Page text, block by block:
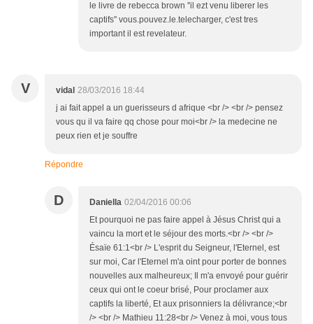
le livre de rebecca brown ''il ezt venu liberer les
captifs'' vous.pouvez.le.telecharger, c'est tres
important il est revelateur.
V vidal 28/03/2016 18:44
j ai fait appel a un guerisseurs d afrique <br /> <br /> pensez
vous qu il va faire qq chose pour moi<br /> la medecine ne
peux rien et je souffre
Répondre
D Daniella 02/04/2016 00:06
Et pourquoi ne pas faire appel à Jésus Christ qui a
vaincu la mort et le séjour des morts.<br /> <br />
Ésaïe 61:1<br /> L'esprit du Seigneur, l'Eternel, est
sur moi, Car l'Eternel m'a oint pour porter de bonnes
nouvelles aux malheureux; Il m'a envoyé pour guérir
ceux qui ont le coeur brisé, Pour proclamer aux
captifs la liberté, Et aux prisonniers la délivrance;<br
/> <br /> Mathieu 11:28<br /> Venez à moi, vous tous